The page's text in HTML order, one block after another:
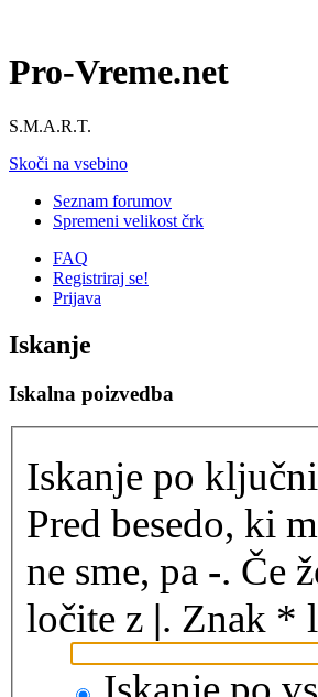
Pro-Vreme.net
S.M.A.R.T.
Skoči na vsebino
Seznam forumov
Spremeni velikost črk
FAQ
Registriraj se!
Prijava
Iskanje
Iskalna poizvedba
Iskanje po
Pred besedo, ki
ne sme, pa -. Če
ločite z |. Znak *